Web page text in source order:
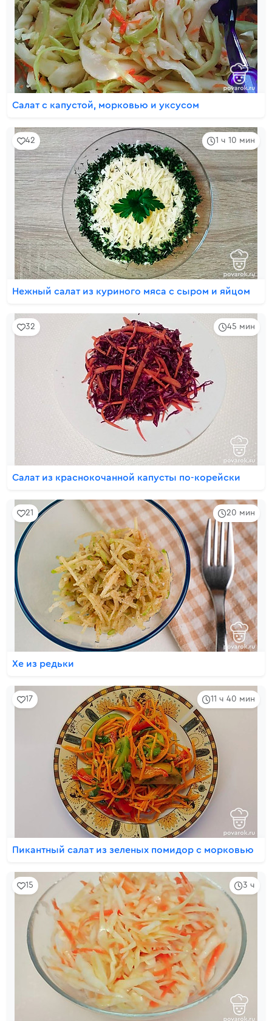
Салат с капустой, морковью и уксусом
1 ч 10 мин
42
Нежный салат из куриного мяса с сыром и яйцом
45 мин
32
Салат из краснокочанной капусты по-корейски
20 мин
21
Хе из редьки
11 ч 40 мин
17
Пикантный салат из зеленых помидор с морковью
3 ч
15